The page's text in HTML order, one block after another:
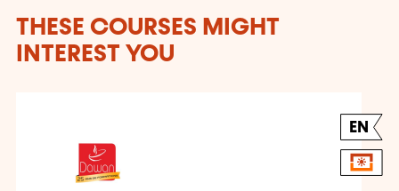
THESE COURSES MIGHT
INTEREST YOU
EN